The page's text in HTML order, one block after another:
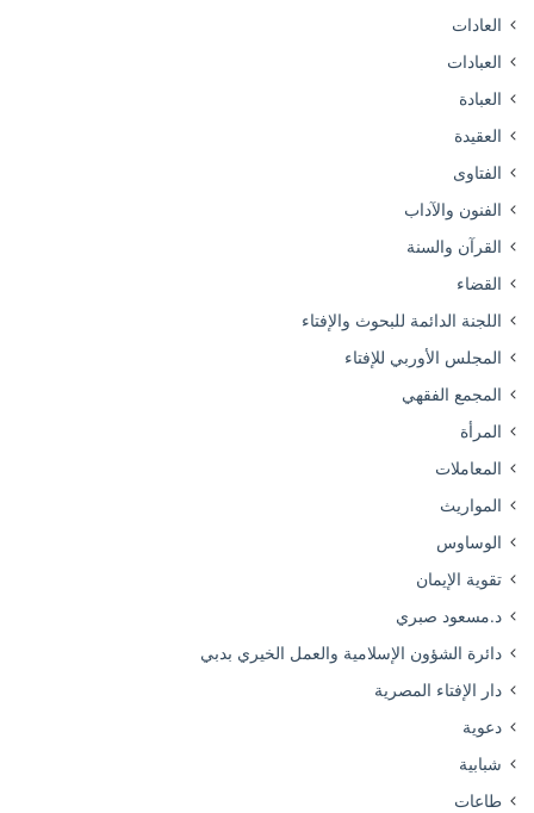
العادات
العبادات
العبادة
العقيدة
الفتاوى
الفنون والآداب
القرآن والسنة
القضاء
اللجنة الدائمة للبحوث والإفتاء
المجلس الأوربي للإفتاء
المجمع الفقهي
المرأة
المعاملات
المواريث
الوساوس
تقوية الإيمان
د.مسعود صبري
دائرة الشؤون الإسلامية والعمل الخيري بدبي
دار الإفتاء المصرية
دعوية
شبابية
طاعات